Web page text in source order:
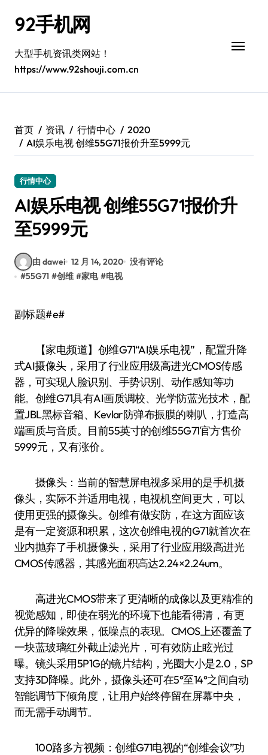
92手机网
大型手机资讯类网站！
https://www.92shouji.com.cn
首页 资讯 行情中心
2020
AI娱乐电视 创维55G71报价升至5999元
行情中心
AI娱乐电视 创维55G71报价升
至5999元
由 dawei 12 月 14, 2020 没有评论
#55G71 #创维 #家电 #电视
副标题#e#
【家电频道】创维G71“AI娱乐电视”，配置升降
式AI摄像头，采用了行业应用级高进光CMOS传感
器，可实现人脸识别、手势识别、动作感知等功
能。创维G71具有AI画质调校、光学防蓝光技术，配
置JBL黑标音箱、Kevlar防弹布振膜的喇叭，打造高
端画质与音质。目前55英寸的创维55G71官方售价
5999元，又有涨价。
摄像头：当前的智慧屏电视多采用的是手机摄
像头，实际不并适用电视，电视机空间更大，可以
使用更强的摄像头。创维有做安防，在这方面应该
是有一定资源和积累，这次创维电视的G71就首次在
业内抛弃了手机摄像头，采用了行业应用级高进光
CMOS传感器，其感光面积高达2.24×2.24um。
高进光CMOS带来了更清晰的成像以及更精准的
视觉感知，即使在弱光的环境下也能看得清，有更
优异的降噪效果，低噪点的表现。CMOS上还覆盖了
一块蓝玻璃红外截止滤光片，可有效防止眩光过
曝。镜头采用5P1G的镜片结构，光圈大小是2.0，SP
支持3D降噪。此外，摄像头还可在5°至14°之间自动
智能调节下倾角度，让用户始终停留在屏幕中央，
而无需手动调节。
100路多方视频：创维G71电视的“创维会议”功